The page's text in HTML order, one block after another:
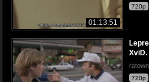
01:13:51
720p
XviD.
720p